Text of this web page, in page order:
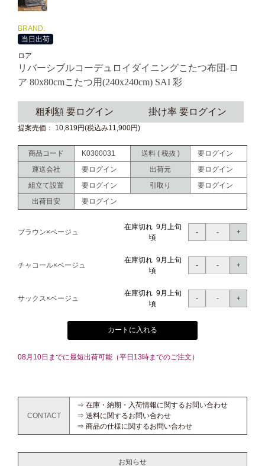
BRAND:
当日出荷
ロア
リバーシブルコーデュロイダイニングこたつ布団-ロ
ア 80x80cmこたつ用(240x240cm) SAI 彩
粗利額 要ログイン 掛け率 要ログイン
提案売価： 10,819円(税込み11,900円)
商品コード K0300031 送料 ( 税抜 )
要ログイン
運送会社
要ログイン 出荷元
要ログイン
組立て設置
要ログイン 引取り
要ログイン
出荷目安
要ログイン
ブラウン×ベージュ
在庫切れ 9月上旬
頃
チャコール×ベージュ
在庫切れ 9月上旬
頃
サックス×ベージュ
在庫切れ 9月上旬
頃
カートに入れる
08月10日までに最短出荷可能（平日13時までのご注文）
CONTACT
⇒ 在庫・納期・入荷情報に関するお問い合わせ
⇒ 送料に関するお問い合わせ
⇒ 商品の仕様に関するお問い合わせ
お知らせ